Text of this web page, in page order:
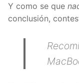
Y como se que
conclusión,